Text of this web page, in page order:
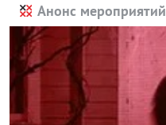
Анонс мероприятий